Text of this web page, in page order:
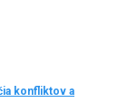
konfliktov a